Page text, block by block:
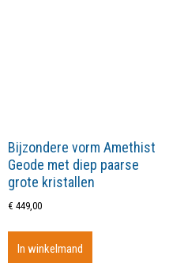
Bijzondere vorm Amethist
Geode met diep paarse
grote kristallen
€ 449,00
In winkelmand